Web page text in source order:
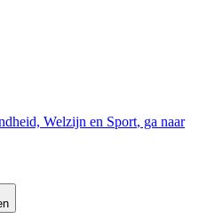
Welzijn en Sport, ga naar